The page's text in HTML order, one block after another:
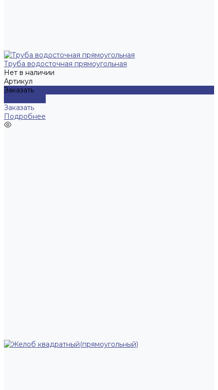
Труба водосточная прямоугольная
Нет в наличии
Артикул
Заказать
Заказать
Подробнее